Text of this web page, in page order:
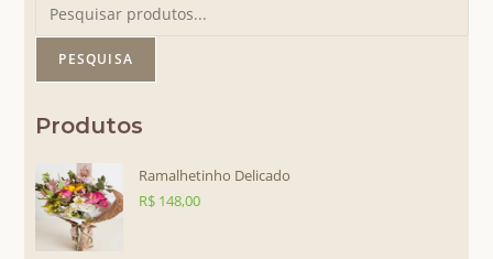
PESQUISA
Produtos
Ramalhetinho Delicado
R$ 148,00